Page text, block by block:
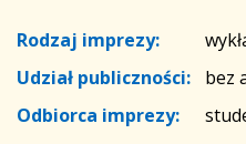
Rodzaj imprezy:
Udział publiczności:
bez
Odbiorca imprezy: